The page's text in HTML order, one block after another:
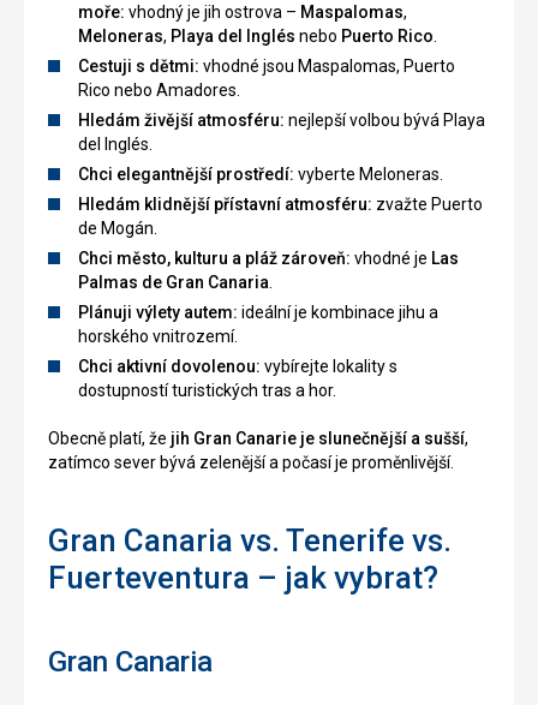
moře: vhodný je jih ostrova – Maspalomas,
Meloneras, Playa del Inglés nebo Puerto Rico
Cestuji s dětmi: vhodné jsou Maspalomas, Puerto
Rico nebo Amadores.
Hledám živější atmosféru: nejlepší volbou bývá Playa
del Inglés.
Chci elegantnější prostředí: vyberte Meloneras.
Hledám klidnější přístavní atmosféru: zvažte Puerto
de Mogán.
Chci město, kulturu a pláž zároveň: vhodné je Las
Palmas de Gran Canaria
Plánuji výlety autem: ideální je kombinace jihu a
horského vnitrozemí.
Chci aktivní dovolenou: vybírejte lokality s
dostupností turistických tras a hor.
Obecně platí, že jih Gran Canarie je slunečnější a sušší,
zatímco sever bývá zelenější a počasí je proměnlivější.
Gran Canaria vs. Tenerife vs.
Fuerteventura – jak vybrat?
Gran Canaria